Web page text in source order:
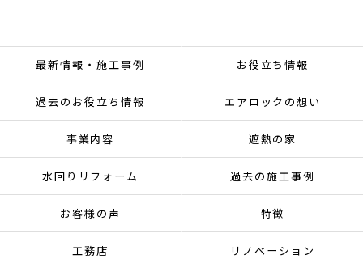
最新情報・施工事例 お役立ち情報
過去のお役立ち情報 エアロックの想い
事業内容 遮熱の家
水回りリフォーム 過去の施工事例
お客様の声 特徴
工務店 リノベーション